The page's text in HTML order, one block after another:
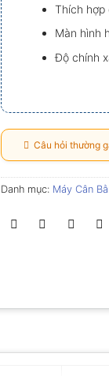
Thích hợp
Màn hình
Độ chính
Câu hỏi thường
Danh mục: Máy Cân